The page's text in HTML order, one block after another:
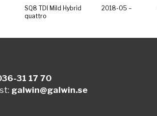
SQ8 TDI Mild Hybrid
quattro
2018-05 –
31 17 70
galwin@galwin.se